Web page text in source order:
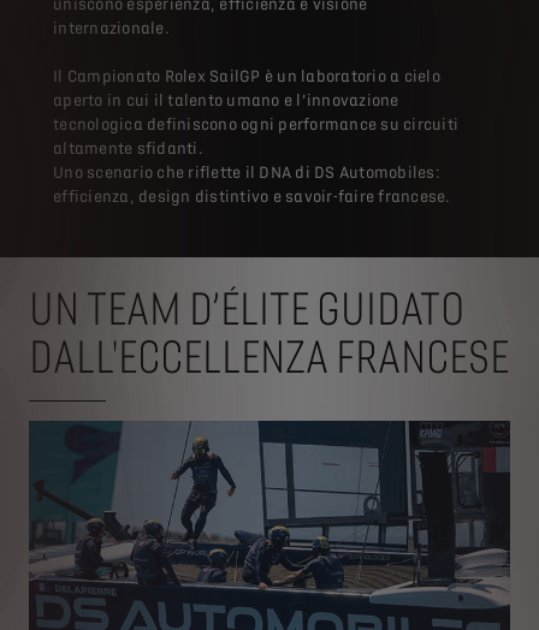
uniscono esperienza, efficienza e visione
internazionale.
Il Campionato Rolex SailGP è un laboratorio a cielo
aperto in cui il talento umano e l’innovazione
tecnologica definiscono ogni performance su circuiti
altamente sfidanti.
Uno scenario che riflette il DNA di DS Automobiles:
efficienza, design distintivo e savoir-faire francese.
UN TEAM D’ÉLITE GUIDATO
DALL'ECCELLENZA FRANCESE